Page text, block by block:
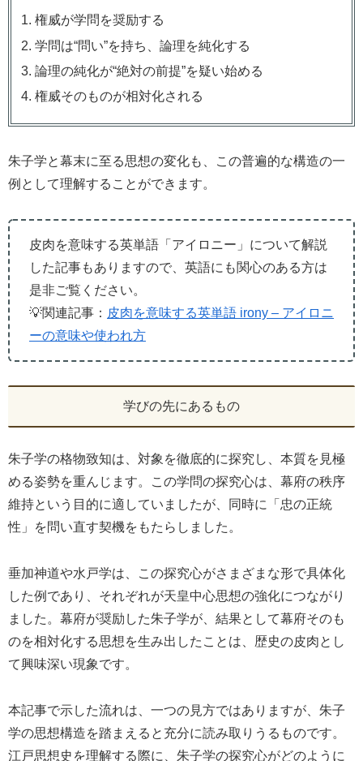
権威が学問を奨励する
学問は“問い”を持ち、論理を純化する
論理の純化が“絶対の前提”を疑い始める
権威そのものが相対化される
朱子学と幕末に至る思想の変化も、この普遍的な構造の一
例として理解することができます。
皮肉を意味する英単語「アイロニー」について解説
した記事もありますので、英語にも関心のある方は
是非ご覧ください。
💡関連記事： 皮肉を意味する英単語 irony – アイロニ
ーの意味や使われ方
学びの先にあるもの
朱子学の格物致知は、対象を徹底的に探究し、本質を見極
める姿勢を重んじます。この学問の探究心は、幕府の秩序
維持という目的に適していましたが、同時に「忠の正統
性」を問い直す契機をもたらしました。
垂加神道や水戸学は、この探究心がさまざまな形で具体化
した例であり、それぞれが天皇中心思想の強化につながり
ました。幕府が奨励した朱子学が、結果として幕府そのも
のを相対化する思想を生み出したことは、歴史の皮肉とし
て興味深い現象です。
本記事で示した流れは、一つの見方ではありますが、朱子
学の思想構造を踏まえると充分に読み取りうるものです。
江戸思想史を理解する際に、朱子学の探究心がどのように